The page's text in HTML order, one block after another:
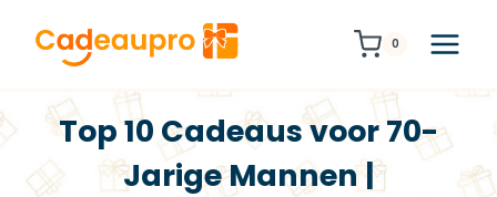
naar
0
Top 10 Cadeaus voor 70-
Jarige Mannen |